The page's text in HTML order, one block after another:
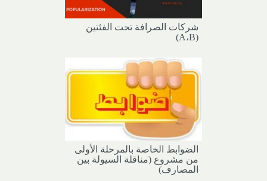
شركات الصرافة تحت الفئتين
(A،B)
الضوابط الخاصة بالمرحلة الأولى
من مشروع (مناقلة السيولة بين
المصارف)